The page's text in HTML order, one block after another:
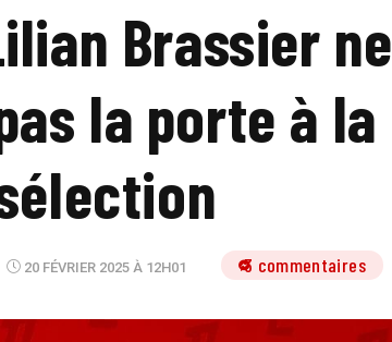
Brassier ne
la porte à la
20 FÉVRIER 2025 À 12H01 3 commentaires